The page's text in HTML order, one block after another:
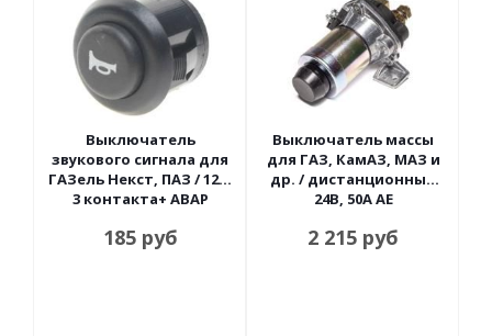
Выключатель
звукового сигнала для
ГАЗель Некст, ПАЗ / 12В,
3 контакта+ АВАР
185руб
Выключатель массы
для ГАЗ, КамАЗ, МАЗ и
др. / дистанционный
24В, 50А АЕ
2 215 руб